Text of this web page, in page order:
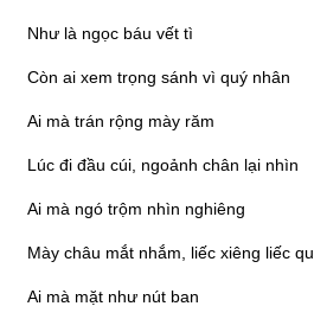
Như là ngọc báu vết tì
Còn ai xem trọng sánh vì quý nhân
Ai mà trán rộng mày răm
Lúc đi đầu cúi, ngoảnh chân lại nhìn
Ai mà ngó trộm nhìn nghiêng
Mày châu mắt nhắm, liếc xiêng liếc
Ai mà mặt như nút ban